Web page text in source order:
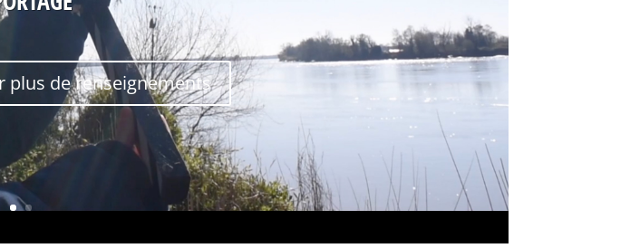
plus de renseignements